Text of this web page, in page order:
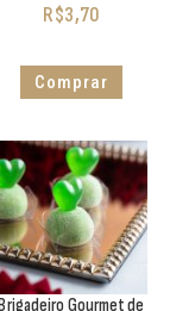
R$3,70
Comprar
Gourmet de